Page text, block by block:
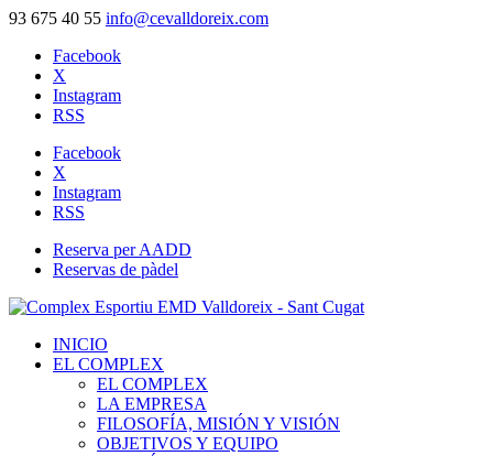
93 675 40 55 info@cevalldoreix.com
Facebook
X
Instagram
RSS
Facebook
X
Instagram
RSS
Reserva per AADD
Reservas de pàdel
INICIO
EL COMPLEX
EL COMPLEX
LA EMPRESA
FILOSOFÍA, MISIÓN Y VISIÓN
OBJETIVOS Y EQUIPO